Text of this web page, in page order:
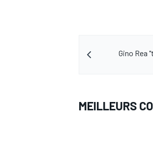
Gino Rea
MEILLEURS